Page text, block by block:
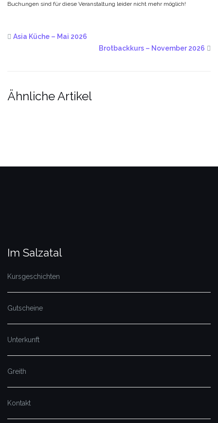
Buchungen sind für diese Veranstaltung leider nicht mehr möglich!
Asia Küche – Mai 2026
Brotbackkurs – November 2026
Ähnliche Artikel
Im Salzatal
Kursgeschichten
Gutscheine
Unterkunft
Greith
Kontakt